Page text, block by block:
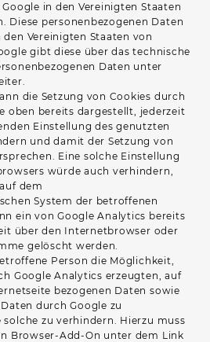
in den Vereinigten Staaten
Diese personenbezogenen Daten
Vereinigten Staaten von
gibt diese über das technische
Daten unter
die Setzung von Cookies durch
oben bereits dargestellt, jederzeit
Einstellung des genutzten
und damit der Setzung von
Eine solche Einstellung
würde auch verhindern,
dem
System der betroffenen
ein von Google Analytics bereits
über den Internetbrowser oder
gelöscht werden.
Person die Möglichkeit,
Google Analytics erzeugten, auf
bezogenen Daten sowie
durch Google zu
zu verhindern. Hierzu muss
Browser-Add-On unter dem Link